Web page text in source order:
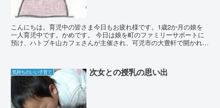
こんにちは。育児中の皆さま今日もお疲れ様です。1歳2か月の娘を
一人育児中です。かめです。 今日は娘を町のファミリーサポートに
預け、ハトブキ山カフェさんが主催され、可児市の大豊軒で開かれた
気持ちのいい子育て 次女との授乳の思い出